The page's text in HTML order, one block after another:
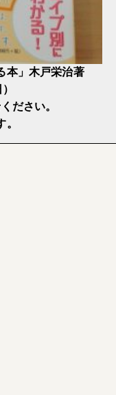
本」木戸栄治著
ださい。